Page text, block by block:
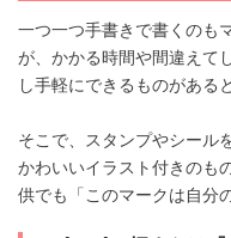
一つ一つ手書きで書くのも
が、かかる時間や間違えて
し手軽にできるものがある
そこで、スタンプやシール
かわいいイラスト付きのも
供でも「このマークは自分